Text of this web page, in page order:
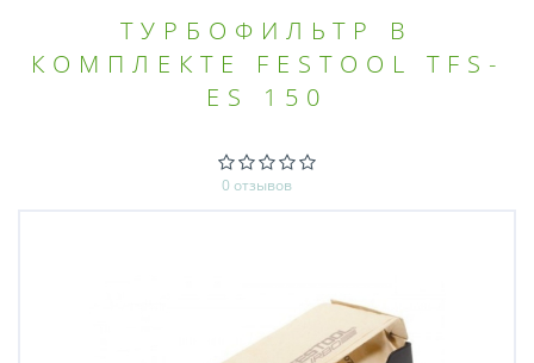
ТУРБОФИЛЬТР В
КОМПЛЕКТЕ FESTOOL TFS-
ES 150
0 отзывов